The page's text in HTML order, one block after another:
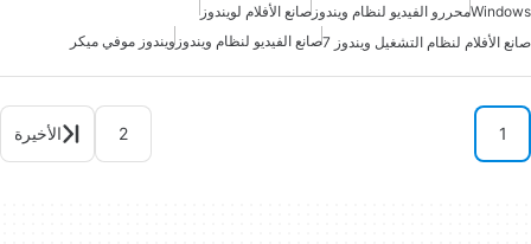
Windowsمحررو الفيديو لنظام ويندوز صانع الأفلام لويندوز
صانع الأفلام لنظام التشغيل ويندوز 7
صانع الفيديو لنظام ويندوز ويندوز موفي ميكر
1
2 الأخيرة